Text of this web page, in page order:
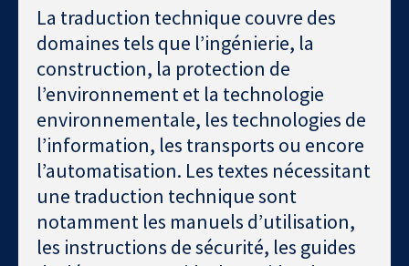
La traduction technique couvre des
domaines tels que l’ingénierie, la
construction, la protection de
l’environnement et la technologie
environnementale, les technologies de
l’information, les transports ou encore
l’automatisation. Les textes nécessitant
une traduction technique sont
notamment les manuels d’utilisation,
les instructions de sécurité, les guides